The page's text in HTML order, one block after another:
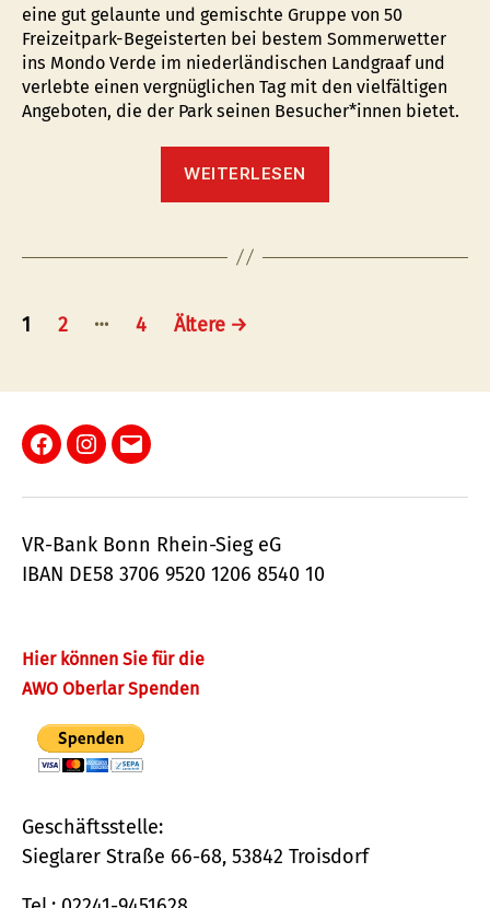
eine gut gelaunte und gemischte Gruppe von 50
Freizeitpark-Begeisterten bei bestem Sommerwetter
ins Mondo Verde im niederländischen Landgraaf und
verlebte einen vergnüglichen Tag mit den vielfältigen
Angeboten, die der Park seinen Besucher*innen bietet.
WEITERLESEN
Verde”
Seitennummerierung
Beiträge
1 2 … 4 Ältere →
Facebook
Instagram
E-
VR-Bank Bonn Rhein-Sieg eG
IBAN DE58 3706 9520 1206 8540 10
Hier können Sie für die
AWO Oberlar Spenden
Geschäftsstelle:
Sieglarer Straße 66-68, 53842 Troisdorf